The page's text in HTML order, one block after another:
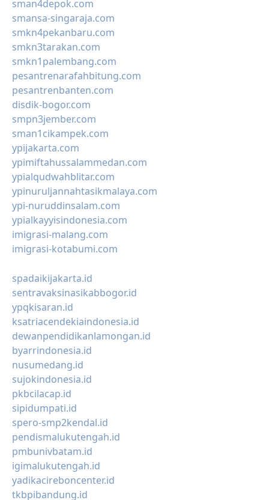
sman4depok.com
smansa-singaraja.com
smkn4pekanbaru.com
smkn3tarakan.com
smkn1palembang.com
pesantrenarafahbitung.com
pesantrenbanten.com
disdik-bogor.com
smpn3jember.com
sman1cikampek.com
ypijakarta.com
ypimiftahussalammedan.com
ypialqudwahblitar.com
ypinuruljannahtasikmalaya.com
ypi-nuruddinsalam.com
ypialkayyisindonesia.com
imigrasi-malang.com
imigrasi-kotabumi.com
spadaikijakarta.id
sentravaksinasikabbogor.id
ypqkisaran.id
ksatriacendekiaindonesia.id
dewanpendidikanlamongan.id
byarrindonesia.id
nusumedang.id
sujokindonesia.id
pkbcilacap.id
sipidumpati.id
spero-smp2kendal.id
pendismalukutengah.id
pmbunivbatam.id
igimalukutengah.id
yadikacireboncenter.id
tkbpibandung.id